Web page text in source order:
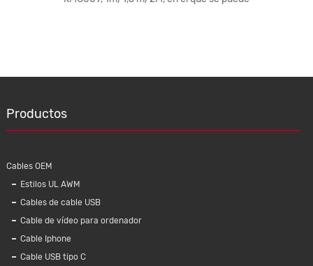
Productos
Cables OEM
Estilos UL AWM
Cables de cable USB
Cable de vídeo para ordenador
Cable Iphone
Cable USB tipo C